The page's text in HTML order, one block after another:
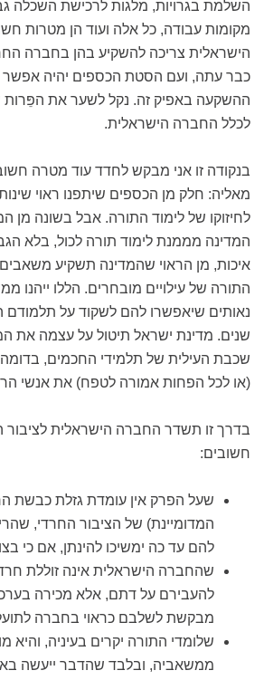
השלמת בגרויות, מלגות לרכישת השכלה
מקומות עבודה, כל אלה ועוד הן מטרות
הישראלית צריכה להשקיע בהן בחברה
כבר עתה, ועם הסטת הכספים יהיה אפשר
ההשקעה באפיק זה. נקל לשער את הפֵּרות
לכלל החברה הישראלית.
בנקודה זו אני מבקש לחדד עוד מטרה
מאליה: חלק מן הכספים שיתפנו ראוי
לחיזוקו של לימוד התורה. אבל בשונה מן
המדינה מממנת לימוד תורה לכול, בלא
איכות, מן הראוי שהמדינה תשקיע משאבים
התורה של עילויים מובחרים. הללו ייהנו
נאותים שיאפשרו להם לשקוד על תלמודם
שנים. מדינת ישראל תיטול על עצמה את
שכבת העילית של תלמידי החכמים,
(או לכל הפחות אמורה לטפח) את אנשי
בדרך זו תשדר החברה הישראלית
חשובים:
שעל הפרק אין עומדת גזלת כבשת
המדומיינת) של הציבור החרדי,
להם עד כה ימשיכו להינתן, אם כי
שהחברה הישראלית אינה זוללת
להעבירם על דתם, אלא מכירה
מבקשת לשלבם כראוי בחברה
שלומדי התורה יקרים בעיניה, והיא
ממשאביה, ובלבד שהדבר ייעשה